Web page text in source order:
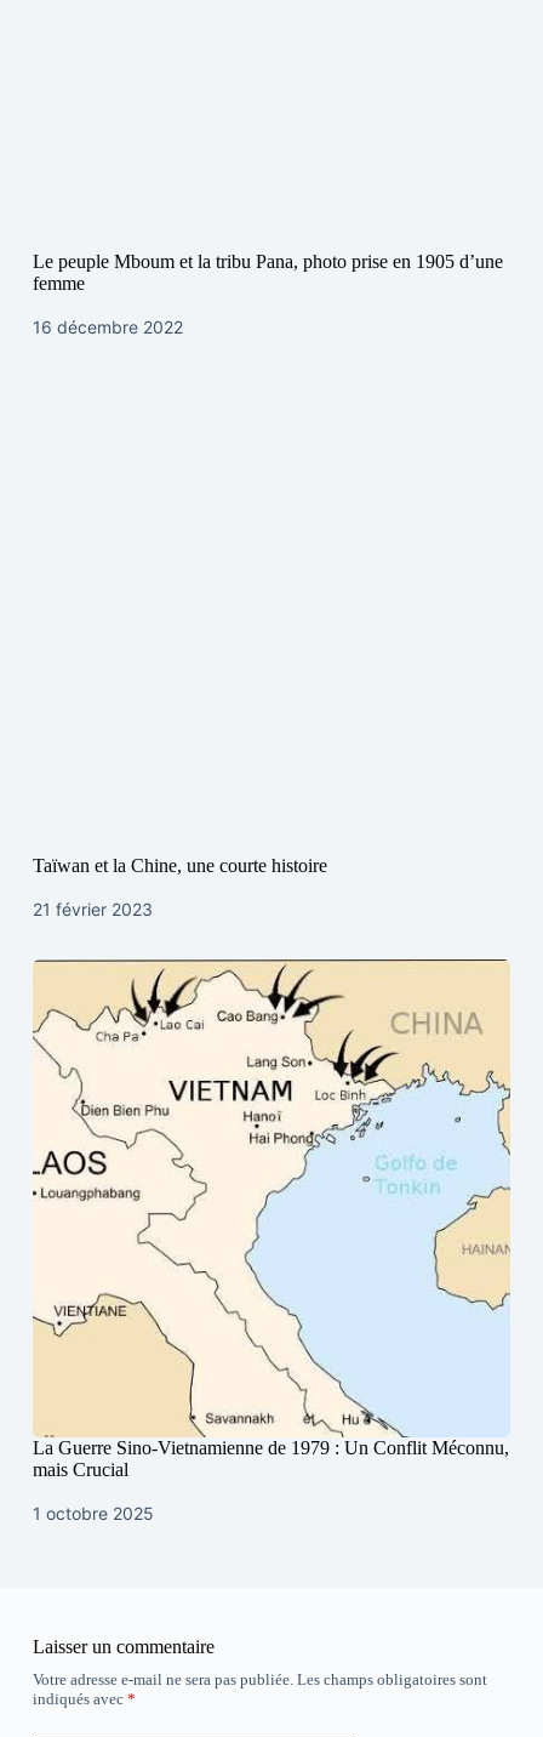
Le peuple Mboum et la tribu Pana, photo prise en 1905 d’une
femme
16 décembre 2022
Taïwan et la Chine, une courte histoire
21 février 2023
La Guerre Sino-Vietnamienne de 1979 : Un Conflit Méconnu,
mais Crucial
1 octobre 2025
Laisser un commentaire
Votre adresse e-mail ne sera pas publiée. Les champs obligatoires sont
indiqués avec *